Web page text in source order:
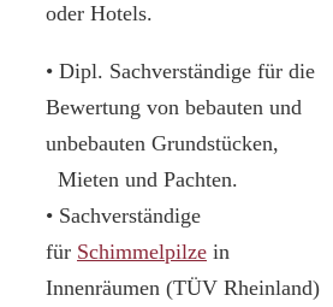
oder Hotels.
• Dipl. Sachverständige für die
Bewertung von bebauten und
unbebauten Grundstücken,
Mieten und Pachten.
• Sachverständige
für Schimmelpilze in
Innenräumen (TÜV Rheinland)